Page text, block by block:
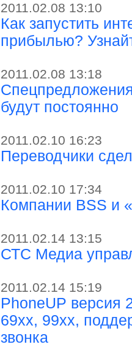
2011.02.08 13:10
Как запустить
прибылью?
2011.02.08 13:18
будут постоянно
2011.02.10 16:23
Переводчики
2011.02.10 17:34
Компании BSS и
2011.02.14 13:15
СТС Медиа
2011.02.14 15:19
PhoneUP версия
69xx, 99xx,
звонка